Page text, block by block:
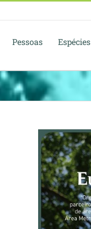
Pessoas Espécies